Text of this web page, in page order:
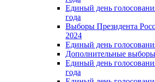
Единый день
года
Выборы Президента
2024
Единый день
Дополнительные
Единый день
года